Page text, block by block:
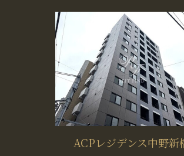
ACPレジデンス中野新